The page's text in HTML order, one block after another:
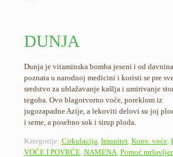
DUNJA
Dunja je vitaminska bomba jeseni i od
poznata u narodnoj medicini i koristi se pre
sredstvo za ublažavanje kašlja i umirivanje
tegoba. Ovo blagotvorno voće, poreklom iz
jugozapadne Azije, a lekoviti delovi su joj
i seme, a posebno sok i sirup ploda.
Kategorije: Cirkulacija Imunitet Konv. voće
VOĆE I POVRĆE NAMENA Pomoć